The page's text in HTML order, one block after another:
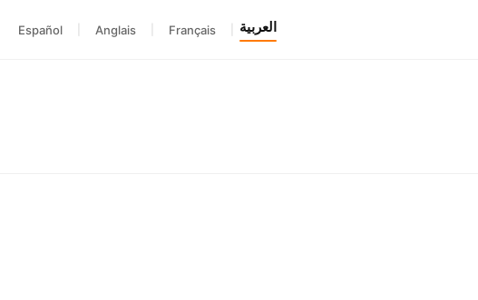
العربية Français
Anglais
Español